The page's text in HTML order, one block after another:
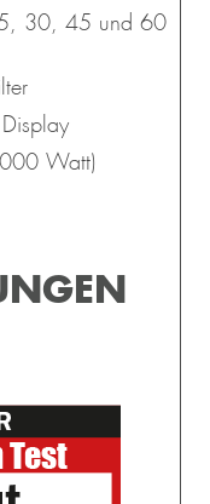
30, 45 und 60
Watt)